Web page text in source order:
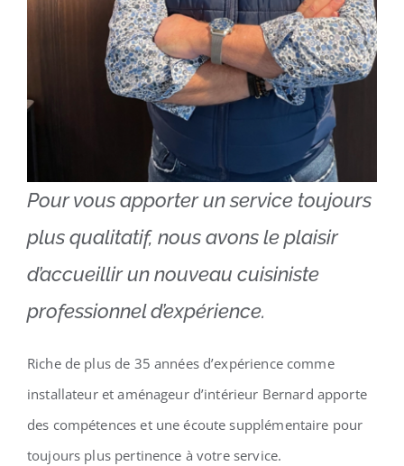
Pour vous apporter un service toujours
plus qualitatif, nous avons le plaisir
d’accueillir un nouveau cuisiniste
professionnel d’expérience.
Riche de plus de 35 années d’expérience comme
installateur et aménageur d’intérieur Bernard apporte
des compétences et une écoute supplémentaire pour
toujours plus pertinence à votre service.